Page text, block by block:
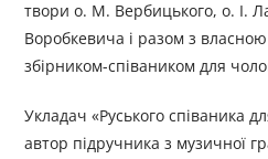
твори о. М. Вербицького, о. І.
Воробкевича і разом з
збірником-співаником для
Укладач «Руського співаника
автор підручника з музичної